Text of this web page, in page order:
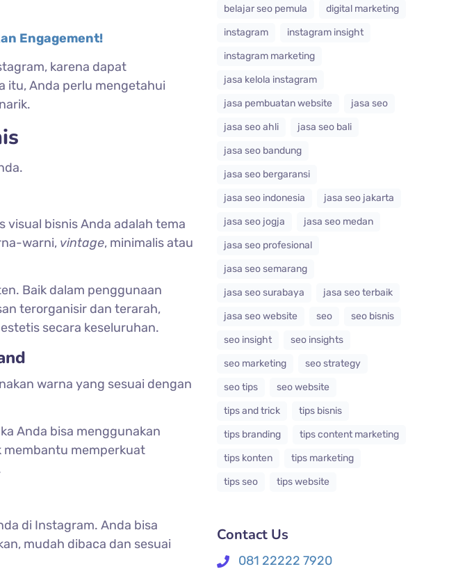
Engagement!
karena dapat
itu, Anda perlu mengetahui
bisnis Anda adalah tema
warni, vintage, minimalis atau
Baik dalam penggunaan
terorganisir dan terarah,
secara keseluruhan.
warna yang sesuai dengan
Anda bisa menggunakan
memperkuat
di Instagram. Anda bisa
mudah dibaca dan sesuai
belajar seo pemula
digital marketing
instagram
instagram insight
instagram marketing
jasa kelola instagram
jasa pembuatan website
jasa seo
jasa seo ahli
jasa seo bali
jasa seo bandung
jasa seo bergaransi
jasa seo indonesia
jasa seo jakarta
jasa seo jogja
jasa seo medan
jasa seo profesional
jasa seo semarang
jasa seo surabaya
jasa seo terbaik
jasa seo website
seo
seo bisnis
seo insight
seo insights
seo marketing
seo strategy
seo tips
seo website
tips and trick
tips bisnis
tips branding
tips content marketing
tips konten
tips marketing
tips seo
tips website
Contact Us
081 22222 7920